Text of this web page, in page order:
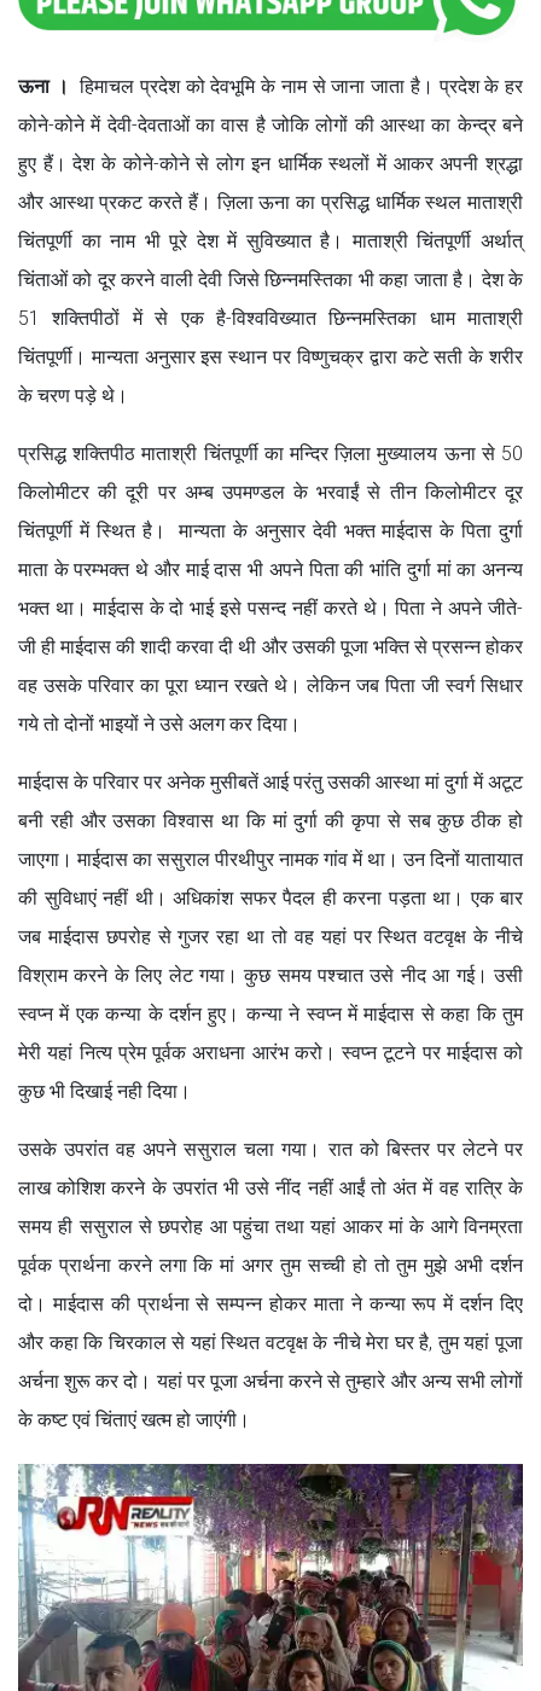
ऊना । हिमाचल प्रदेश को देवभूमि के नाम से जाना जाता है। प्रदेश के हर
कोने-कोने में देवी-देवताओं का वास है जोकि लोगों की आस्था का केन्द्र बने
हुए हैं। देश के कोने-कोने से लोग इन धार्मिक स्थलों में आकर अपनी श्रद्धा
और आस्था प्रकट करते हैं। ज़िला ऊना का प्रसिद्ध धार्मिक स्थल माताश्री
चिंतपूर्णी का नाम भी पूरे देश में सुविख्यात है। माताश्री चिंतपूर्णी अर्थात्
चिंताओं को दूर करने वाली देवी जिसे छिन्नमस्तिका भी कहा जाता है। देश के
51 शक्तिपीठों में से एक है-विश्वविख्यात छिन्नमस्तिका धाम माताश्री
चिंतपूर्णी। मान्यता अनुसार इस स्थान पर विष्णुचक्र द्वारा कटे सती के शरीर
के चरण पड़े थे।
प्रसिद्ध शक्तिपीठ माताश्री चिंतपूर्णी का मन्दिर ज़िला मुख्यालय ऊना से 50
किलोमीटर की दूरी पर अम्ब उपमण्डल के भरवाईं से तीन किलोमीटर दूर
चिंतपूर्णी में स्थित है। मान्यता के अनुसार देवी भक्त माईदास के पिता दुर्गा
माता के परम्भक्त थे और माई दास भी अपने पिता की भांति दुर्गा मां का अनन्य
भक्त था। माईदास के दो भाई इसे पसन्द नहीं करते थे। पिता ने अपने जीते-
जी ही माईदास की शादी करवा दी थी और उसकी पूजा भक्ति से प्रसन्न होकर
वह उसके परिवार का पूरा ध्यान रखते थे। लेकिन जब पिता जी स्वर्ग सिधार
गये तो दोनों भाइयों ने उसे अलग कर दिया।
माईदास के परिवार पर अनेक मुसीबतें आई परंतु उसकी आस्था मां दुर्गा में अटूट
बनी रही और उसका विश्वास था कि मां दुर्गा की कृपा से सब कुछ ठीक हो
जाएगा। माईदास का ससुराल पीरथीपुर नामक गांव में था। उन दिनों यातायात
की सुविधाएं नहीं थी। अधिकांश सफर पैदल ही करना पड़ता था। एक बार
जब माईदास छपरोह से गुजर रहा था तो वह यहां पर स्थित वटवृक्ष के नीचे
विश्राम करने के लिए लेट गया। कुछ समय पश्चात उसे नीद आ गई। उसी
स्वप्न में एक कन्या के दर्शन हुए। कन्या ने स्वप्न में माईदास से कहा कि तुम
मेरी यहां नित्य प्रेम पूर्वक अराधना आरंभ करो। स्वप्न टूटने पर माईदास को
कुछ भी दिखाई नही दिया।
उसके उपरांत वह अपने ससुराल चला गया। रात को बिस्तर पर लेटने पर
लाख कोशिश करने के उपरांत भी उसे नींद नहीं आईं तो अंत में वह रात्रि के
समय ही ससुराल से छपरोह आ पहुंचा तथा यहां आकर मां के आगे विनम्रता
पूर्वक प्रार्थना करने लगा कि मां अगर तुम सच्ची हो तो तुम मुझे अभी दर्शन
दो। माईदास की प्रार्थना से सम्पन्न होकर माता ने कन्या रूप में दर्शन दिए
और कहा कि चिरकाल से यहां स्थित वटवृक्ष के नीचे मेरा घर है, तुम यहां पूजा
अर्चना शुरू कर दो। यहां पर पूजा अर्चना करने से तुम्हारे और अन्य सभी लोगों
के कष्ट एवं चिंताएं खत्म हो जाएंगी।